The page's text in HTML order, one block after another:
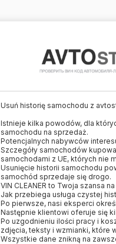
Usuń historię samochodu z
Istnieje kilka powodów, dla
samochodu na sprzedaż.
Potencjalnych nabywców
Szczegóły samochodów
samochodami z UE, których nie
Usunięcie historii samochodu
samochód sprzedaje się drogo.
VIN CLEANER to Twoja szansa
Jak przebiega usługa czystej
Po pierwsze, nasi eksperci
Następnie klientowi oferuje się
Po uzgodnieniu ilości pracy i
zdjęcia, teksty i wzmianki, które
Wszystkie dane znikną na